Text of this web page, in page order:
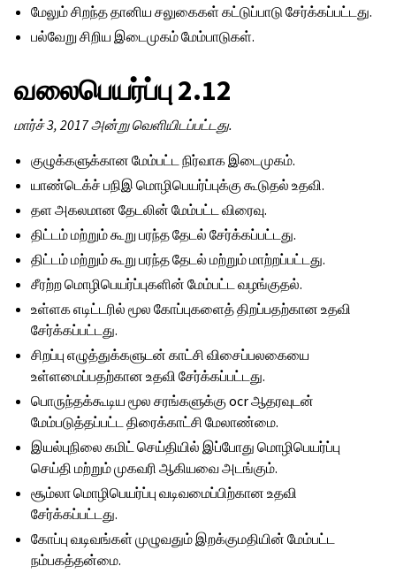
மேலும் சிறந்த தானிய சலுகைகள் கட்டுப்பாடு சேர்க்கப்பட்டது.
பல்வேறு சிறிய இடைமுகம் மேம்பாடுகள்.
வலைபெயர்ப்பு 2.12
மார்ச் 3, 2017 அன்று வெளியிடப்பட்டது.
குழுக்களுக்கான மேம்பட்ட நிர்வாக இடைமுகம்.
யாண்டெக்ச் பநிஇ மொழிபெயர்ப்புக்கு கூடுதல் உதவி.
தள அகலமான தேடலின் மேம்பட்ட விரைவு.
திட்டம் மற்றும் கூறு பரந்த தேடல் சேர்க்கப்பட்டது.
திட்டம் மற்றும் கூறு பரந்த தேடல் மற்றும் மாற்றப்பட்டது.
சீரற்ற மொழிபெயர்ப்புகளின் மேம்பட்ட வழங்குதல்.
உள்ளக எடிட்டரில் மூல கோப்புகளைத் திறப்பதற்கான உதவி
சேர்க்கப்பட்டது.
சிறப்பு எழுத்துக்களுடன் காட்சி விசைப்பலகையை
உள்ளமைப்பதற்கான உதவி சேர்க்கப்பட்டது.
பொருந்தக்கூடிய மூல சரங்களுக்கு ocr ஆதரவுடன்
மேம்படுத்தப்பட்ட திரைக்காட்சி மேலாண்மை.
இயல்புநிலை கமிட் செய்தியில் இப்போது மொழிபெயர்ப்பு
செய்தி மற்றும் முகவரி ஆகியவை அடங்கும்.
சூம்லா மொழிபெயர்ப்பு வடிவமைப்பிற்கான உதவி
சேர்க்கப்பட்டது.
கோப்பு வடிவங்கள் முழுவதும் இறக்குமதியின் மேம்பட்ட
நம்பகத்தன்மை.